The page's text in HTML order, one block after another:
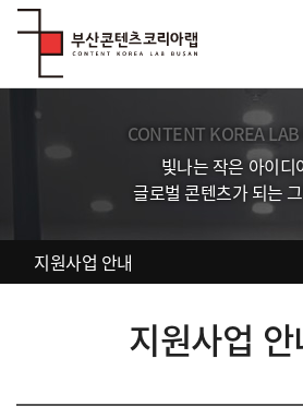
Skip Menu
CONTENT KOREA
빛나는 작은 아이디
글로벌 콘텐츠가 되는
지원사업 안내
지원사업 안